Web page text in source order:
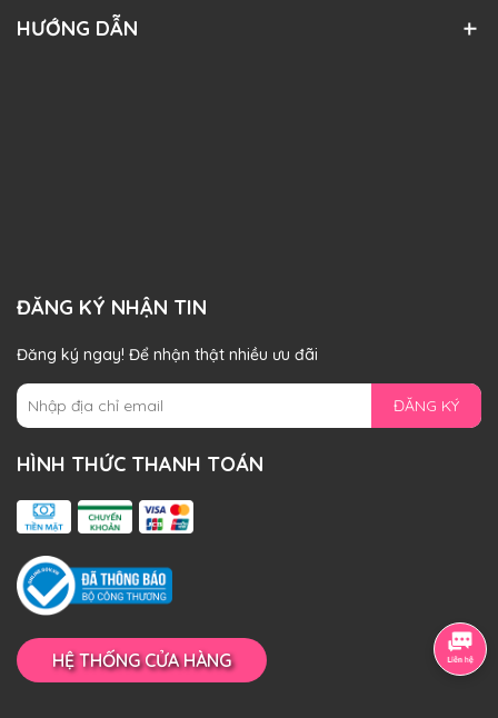
HƯỚNG DẪN
ĐĂNG KÝ NHẬN TIN
Đăng ký ngay! Để nhận thật nhiều ưu đãi
ĐĂNG KÝ
HÌNH THỨC THANH TOÁN
HỆ THỐNG CỬA HÀNG